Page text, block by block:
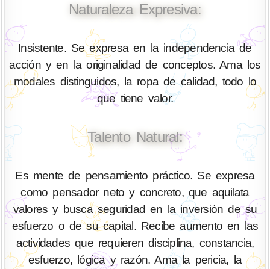
Naturaleza Expresiva:
Insistente. Se expresa en la independencia de
acción y en la originalidad de conceptos. Ama los
modales distinguidos, la ropa de calidad, todo lo
que tiene valor.
Talento Natural:
Es mente de pensamiento práctico. Se expresa
como pensador neto y concreto, que aquilata
valores y busca seguridad en la inversión de su
esfuerzo o de su capital. Recibe aumento en las
actividades que requieren disciplina, constancia,
esfuerzo, lógica y razón. Ama la pericia, la